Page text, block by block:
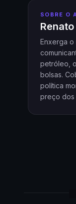
SOBRE O
Enxerga
petróleo,
bolsas.
política
preço dos